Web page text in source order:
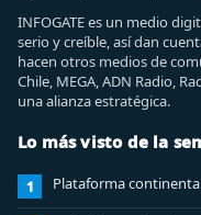
INFOGATE es un medio
serio y creíble, así dan
hacen otros medios de
Chile, MEGA, ADN Radio,
una alianza estratégica.
Lo más visto de la
1 Plataforma